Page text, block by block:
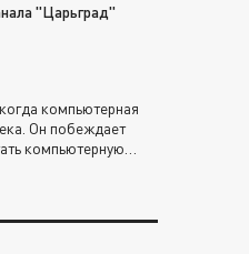
"Царьград"
компьютерная
Он побеждает
компьютерную